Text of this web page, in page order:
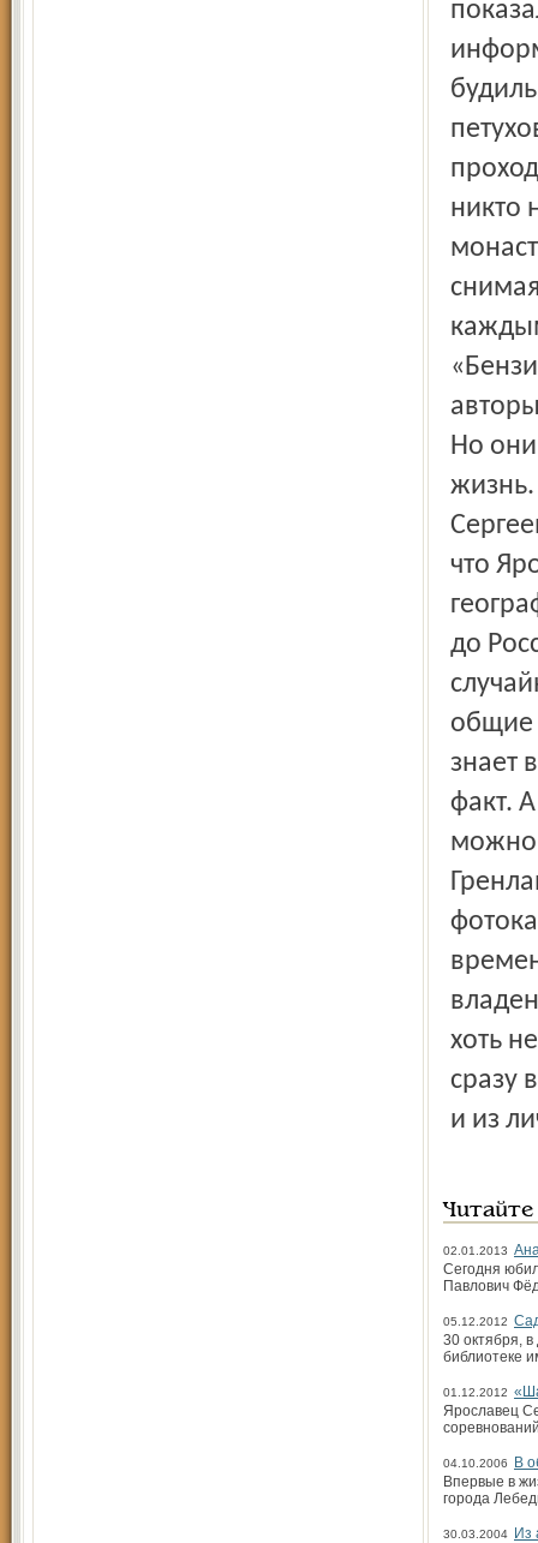
02.01.2013
Сегодня
Павлович
05.12.2012
30 октября,
библиотеке
01.12.2012
Ярославец
04.10.2006
В
Впервые в
города
30.03.2004
Из